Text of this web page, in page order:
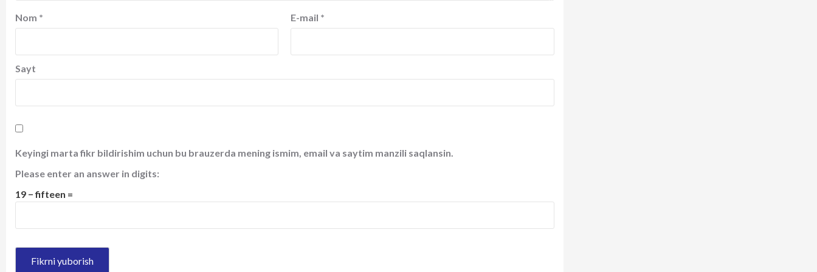
Nom * E-mail *
Sayt
Keyingi marta fikr bildirishim uchun bu brauzerda mening ismim, email va saytim manzili saqlansin.
Please enter an answer in digits:
19 − fifteen =